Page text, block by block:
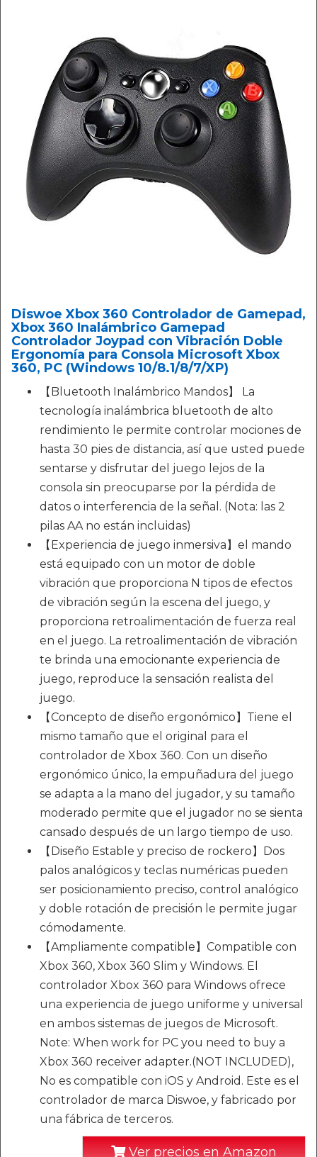
Diswoe Xbox 360 Controlador de Gamepad,
Xbox 360 Inalámbrico Gamepad
Controlador Joypad con Vibración Doble
Ergonomía para Consola Microsoft Xbox
360, PC (Windows 10/8.1/8/7/XP)
【Bluetooth Inalámbrico Mandos】 La
tecnología inalámbrica bluetooth de alto
rendimiento le permite controlar mociones de
hasta 30 pies de distancia, así que usted puede
sentarse y disfrutar del juego lejos de la
consola sin preocuparse por la pérdida de
datos o interferencia de la señal. (Nota: las 2
pilas AA no están incluidas)
【Experiencia de juego inmersiva】el mando
está equipado con un motor de doble
vibración que proporciona N tipos de efectos
de vibración según la escena del juego, y
proporciona retroalimentación de fuerza real
en el juego. La retroalimentación de vibración
te brinda una emocionante experiencia de
juego, reproduce la sensación realista del
juego.
【Concepto de diseño ergonómico】Tiene el
mismo tamaño que el original para el
controlador de Xbox 360. Con un diseño
ergonómico único, la empuñadura del juego
se adapta a la mano del jugador, y su tamaño
moderado permite que el jugador no se sienta
cansado después de un largo tiempo de uso.
【Diseño Estable y preciso de rockero】Dos
palos analógicos y teclas numéricas pueden
ser posicionamiento preciso, control analógico
y doble rotación de precisión le permite jugar
cómodamente.
【Ampliamente compatible】Compatible con
Xbox 360, Xbox 360 Slim y Windows. El
controlador Xbox 360 para Windows ofrece
una experiencia de juego uniforme y universal
en ambos sistemas de juegos de Microsoft.
Note: When work for PC you need to buy a
Xbox 360 receiver adapter.(NOT INCLUDED),
No es compatible con iOS y Android. Este es el
controlador de marca Diswoe, y fabricado por
una fábrica de terceros.
Ver precios en Amazon